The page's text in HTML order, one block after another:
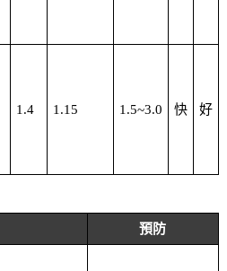
1.4 1.15 1.5~3.0 快 好
預防